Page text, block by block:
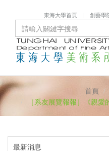
東海大學首頁 創藝學
首頁
［系友展覽報報］《親
最新消息